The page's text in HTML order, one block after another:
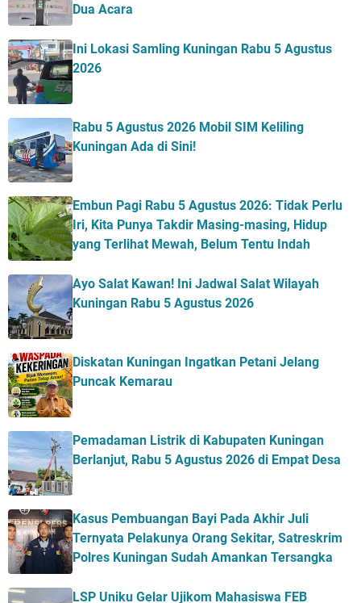
Dua Acara
Ini Lokasi Samling Kuningan Rabu 5 Agustus
2026
Rabu 5 Agustus 2026 Mobil SIM Keliling
Kuningan Ada di Sini!
Embun Pagi Rabu 5 Agustus 2026: Tidak Perlu
Iri, Kita Punya Takdir Masing-masing, Hidup
yang Terlihat Mewah, Belum Tentu Indah
Ayo Salat Kawan! Ini Jadwal Salat Wilayah
Kuningan Rabu 5 Agustus 2026
Diskatan Kuningan Ingatkan Petani Jelang
Puncak Kemarau
Pemadaman Listrik di Kabupaten Kuningan
Berlanjut, Rabu 5 Agustus 2026 di Empat Desa
Kasus Pembuangan Bayi Pada Akhir Juli
Ternyata Pelakunya Orang Sekitar, Satreskrim
Polres Kuningan Sudah Amankan Tersangka
LSP Uniku Gelar Ujikom Mahasiswa FEB